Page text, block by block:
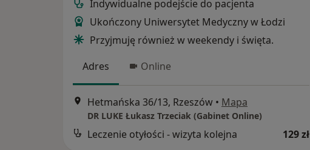
Indywidualne podejście do pacjenta
Ukończony Uniwersytet Medyczny w Łodzi
Przyjmuję również w weekendy i święta.
Adres
Online
Hetmańska 36/13, Rzeszów • Mapa
DR LUKE Łukasz Trzeciak (Gabinet Online)
Leczenie otyłości - wizyta kolejna 129 zł